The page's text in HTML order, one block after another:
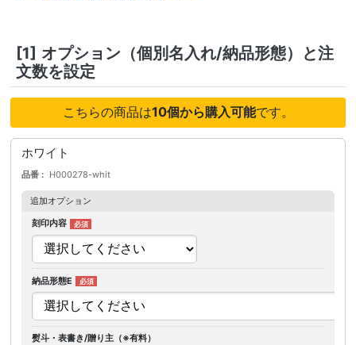
[1] オプション（個別名入れ/納品形態）と注
文数を設定
こちらの商品は10個から購入可能です。
ホワイト
品番 H000278-whit
追加オプション
刻印内容
納品形態E
熨斗・表書き/贈り主（※有料）